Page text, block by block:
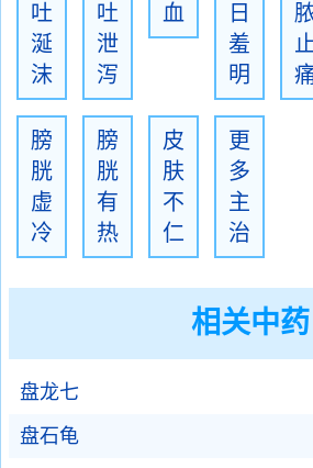
吐
涎
沫
吐
泄
泻
血
日
羞
明
止
膀
胱
虚
冷
膀
胱
有
热
皮
肤
不
仁
更
多
主
治
相关中药
盘龙七
盘石龟